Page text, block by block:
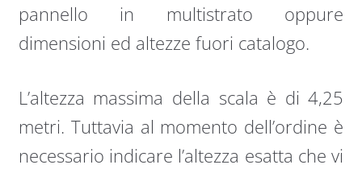
pannello in multistrato oppure
dimensioni ed altezze fuori catalogo.
L’altezza massima della scala è di 4,25
metri. Tuttavia al momento dell’ordine è
necessario indicare l’altezza esatta che vi